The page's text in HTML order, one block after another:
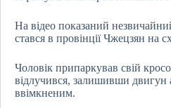
На відео показаний
стався в провінції Чжецзян на
Чоловік припаркував свій
відлучився, залишивши двигун
ввімкненим.